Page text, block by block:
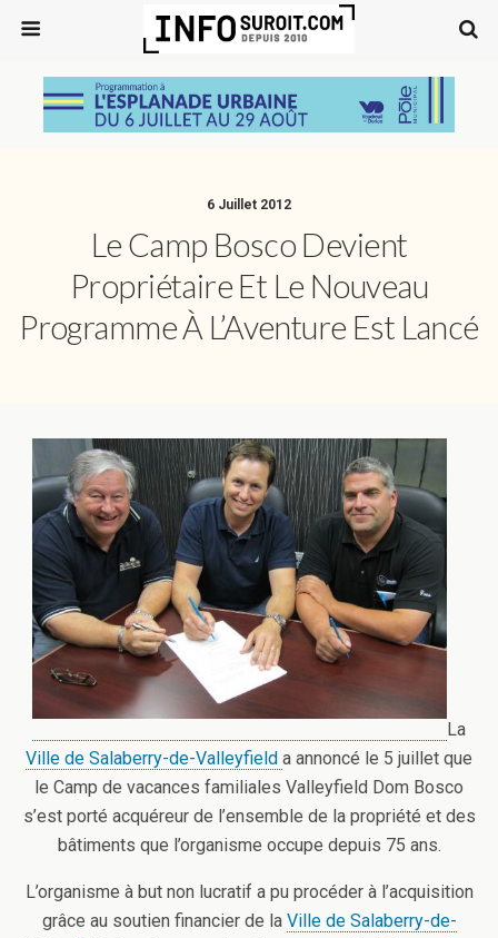
6 Juillet 2012
Le Camp Bosco Devient
Propriétaire Et Le Nouveau
Programme À L’Aventure Est Lancé
La
Ville de Salaberry-de-Valleyfield a annoncé le 5 juillet que
le Camp de vacances familiales Valleyfield Dom Bosco
s’est porté acquéreur de l’ensemble de la propriété et des
bâtiments que l’organisme occupe depuis 75 ans.
L’organisme à but non lucratif a pu procéder à l’acquisition
grâce au soutien financier de la Ville de Salaberry-de-